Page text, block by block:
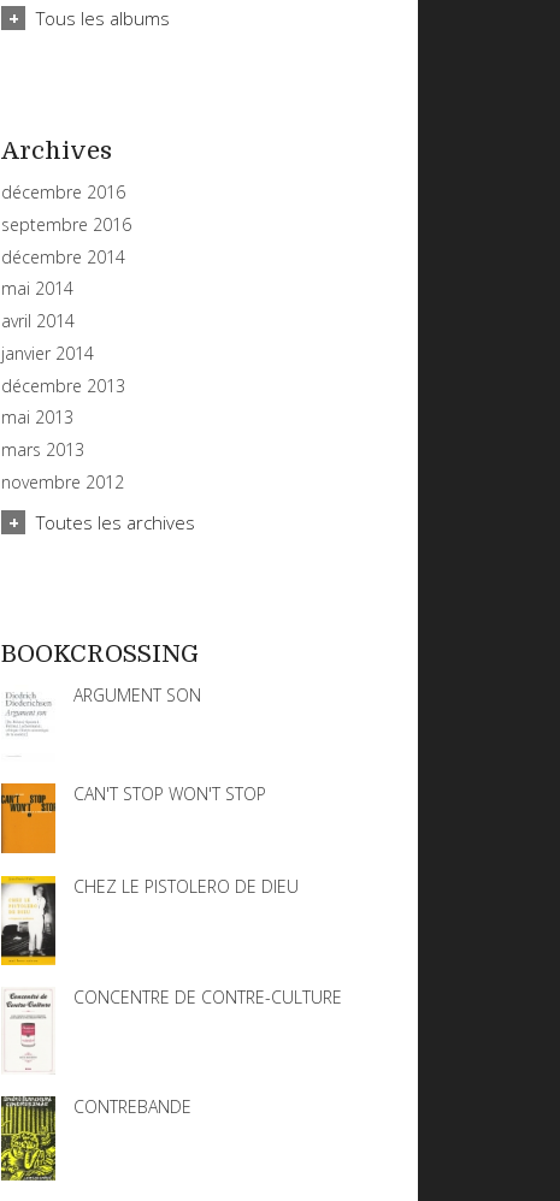
Tous les albums
Archives
décembre 2016
septembre 2016
décembre 2014
mai 2014
avril 2014
janvier 2014
décembre 2013
mai 2013
mars 2013
novembre 2012
Toutes les archives
BOOKCROSSING
ARGUMENT SON
CAN'T STOP WON'T STOP
CHEZ LE PISTOLERO DE DIEU
CONCENTRE DE CONTRE-CULTURE
CONTREBANDE